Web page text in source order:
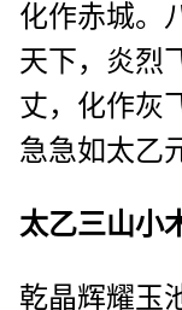
化作赤城。
天下，炎烈
丈，化作灰
急急如太乙
太乙三山小
乾晶辉耀玉